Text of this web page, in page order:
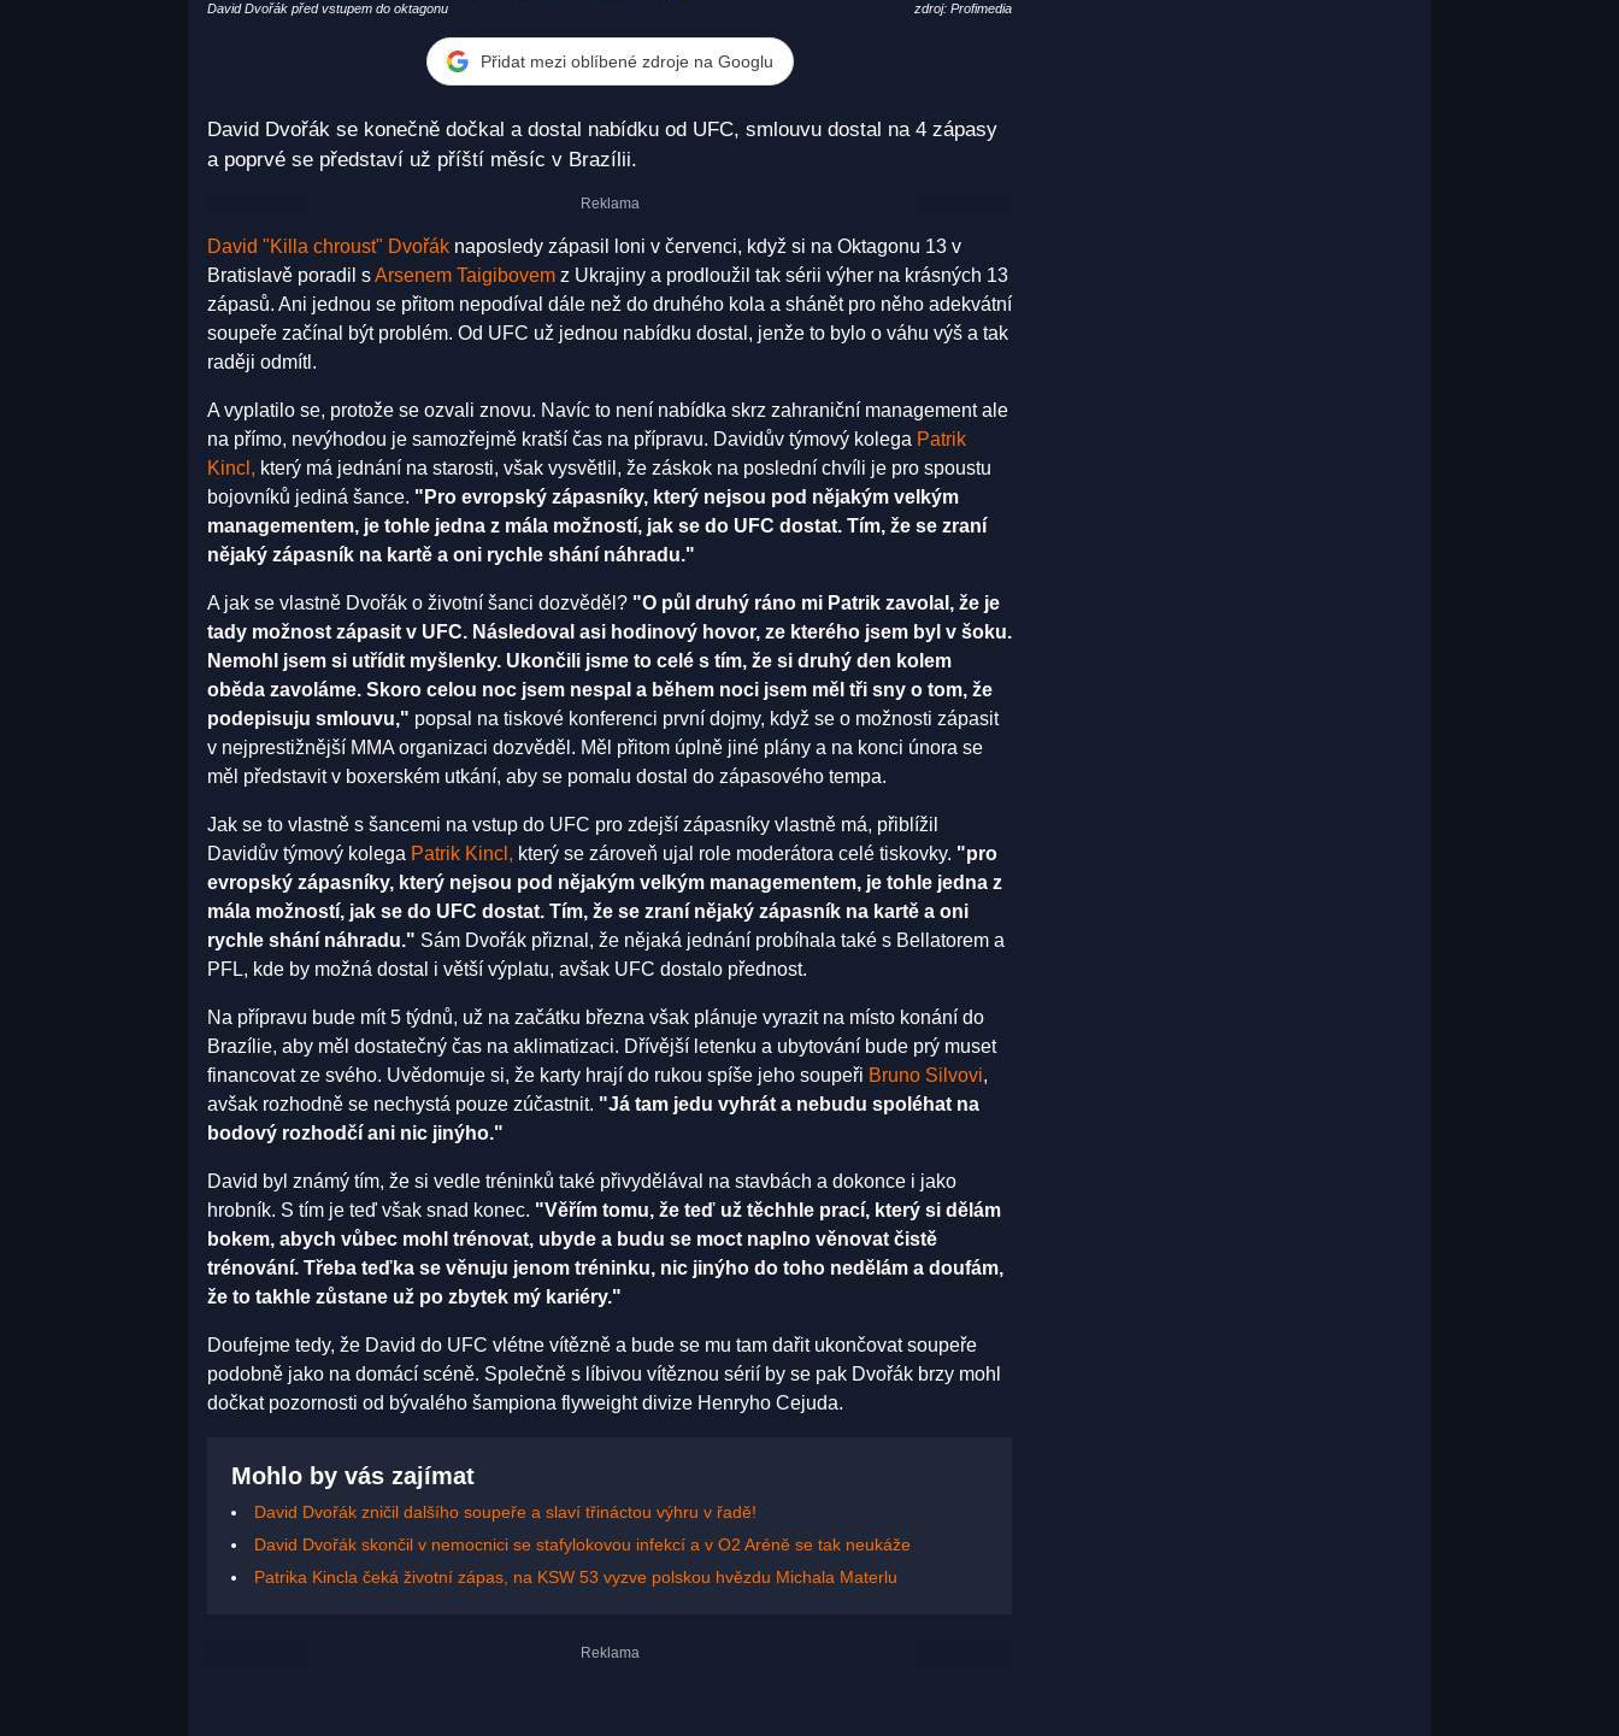
David Dvořák před vstupem do oktagonu zdroj: Profimedia
Přidat mezi oblíbené zdroje na Googlu
David Dvořák se konečně dočkal a dostal nabídku od UFC, smlouvu dostal na 4 zápasy
a poprvé se představí už příští měsíc v Brazílii.
David "Killa chroust" Dvořák naposledy zápasil loni v červenci, když si na Oktagonu 13 v
Bratislavě poradil sArsenem Taigibovem z Ukrajiny a prodloužil tak sérii výher na krásných 13
zápasů. Ani jednou se přitom nepodíval dále než do druhého kola a shánět pro něho adekvátní
soupeře začínal být problém. Od UFC už jednou nabídku dostal, jenže to bylo o váhu výš a tak
raději odmítl.
A vyplatilo se, protože se ozvali znovu. Navíc to není nabídka skrz zahraniční management ale
na přímo, nevýhodou je samozřejmě kratší čas na přípravu. Davidův týmový kolega Patrik
Kincl, který má jednání na starosti, však vysvětlil, že záskok na poslední chvíli je pro spoustu
bojovníků jediná šance. "Pro evropský zápasníky, který nejsou pod nějakým velkým
managementem, je tohle jedna z mála možností, jak se do UFC dostat. Tím, že se zraní
nějaký zápasník na kartě a oni rychle shání náhradu."
A jak se vlastně Dvořák o životní šanci dozvěděl? "O půl druhý ráno mi Patrik zavolal, že je
tady možnost zápasit v UFC. Následoval asi hodinový hovor, ze kterého jsem byl v šoku.
Nemohl jsem si utřídit myšlenky. Ukončili jsme to celé s tím, že si druhý den kolem
oběda zavoláme. Skoro celou noc jsem nespal a během noci jsem měl tři sny o tom, že
podepisuju smlouvu," popsal na tiskové konferenci první dojmy, když se o možnosti zápasit
v nejprestižnější MMA organizaci dozvěděl. Měl přitom úplně jiné plány a na konci února se
měl představit v boxerském utkání, aby se pomalu dostal do zápasového tempa.
Jak se to vlastně s šancemi na vstup do UFC pro zdejší zápasníky vlastně má, přiblížil
Davidův týmový kolega Patrik Kincl, který se zároveň ujal role moderátora celé tiskovky. "pro
evropský zápasníky, který nejsou pod nějakým velkým managementem, je tohle jedna z
mála možností, jak se do UFC dostat. Tím, že se zraní nějaký zápasník na kartě a oni
rychle shání náhradu." Sám Dvořák přiznal, že nějaká jednání probíhala také s Bellatorem a
PFL, kde by možná dostal i větší výplatu, avšak UFC dostalo přednost.
Na přípravu bude mít 5 týdnů, už na začátku března však plánuje vyrazit na místo konání do
Brazílie, aby měl dostatečný čas na aklimatizaci. Dřívější letenku a ubytování bude prý muset
financovat ze svého. Uvědomuje si, že karty hrají do rukou spíše jeho soupeři Bruno Silvovi,
avšak rozhodně se nechystá pouze zúčastnit. "Já tam jedu vyhrát a nebudu spoléhat na
bodový rozhodčí ani nic jinýho."
David byl známý tím, že si vedle tréninků také přivydělával na stavbách a dokonce i jako
hrobník. S tím je teď však snad konec. "Věřím tomu, že teď už těchhle prací, který si dělám
bokem, abych vůbec mohl trénovat, ubyde a budu se moct naplno věnovat čistě
trénování. Třeba teďka se věnuju jenom tréninku, nic jinýho do toho nedělám a doufám,
že to takhle zůstane už po zbytek mý kariéry."
Doufejme tedy, že David do UFC vlétne vítězně a bude se mu tam dařit ukončovat soupeře
podobně jako na domácí scéně. Společně s líbivou vítěznou sérií by se pak Dvořák brzy mohl
dočkat pozornosti od bývalého šampiona flyweight divize Henryho Cejuda.
Mohlo by vás zajímat
David Dvořák zničil dalšího soupeře a slaví třináctou výhru v řadě!
David Dvořák skončil v nemocnici se stafylokovou infekcí a v O2 Aréně se tak neukáže
Patrika Kincla čeká životní zápas, na KSW 53 vyzve polskou hvězdu Michala Materlu